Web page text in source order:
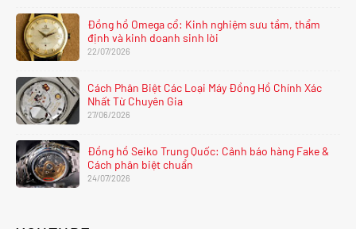
Đồng hồ Omega cổ: Kinh nghiệm sưu tầm, thẩm
định và kinh doanh sinh lời
22/07/2026
Cách Phân Biệt Các Loại Máy Đồng Hồ Chính Xác
Nhất Từ Chuyên Gia
27/06/2026
Đồng hồ Seiko Trung Quốc: Cảnh báo hàng Fake &
Cách phân biệt chuẩn
24/07/2026